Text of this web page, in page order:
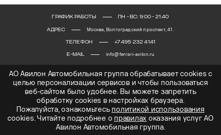
ГРАФИК РАБОТЫ ПН - ВС: 9:00 - 21:40
АДРЕС Москва, Волгоградский проспект, 41.
ТЕЛЕФОН +7 495 232 4141
E-MAIL info@ferrari-avilon.ru
© 2026 АВИЛОН – официальный дилер Ferrari в России. 2026 Все права защищены.
Копирование материалов запрещено. ОГРН 1027700000151, ИНН 7705133757.
АО Авилон Автомобильная группа обрабатывает cookies с
целью персонализации сервисов и чтобы пользоваться
веб-сайтом было удобнее. Вы можете запретить
обработку сookies в настройках браузера.
Пожалуйста, ознакомьтесь политикой использования
cookies. Читайте подробнее о правилах оказания услуг АО
Авилон Автомобильная группа.